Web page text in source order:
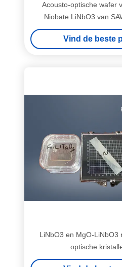
Acousto-optische wafer
Niobate LiNbO3 van
Vind de beste
LiNbO3 en MgO-LiNbO3
optische